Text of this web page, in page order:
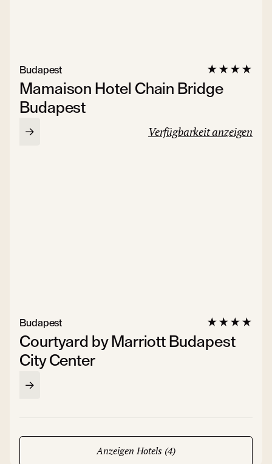
Mamaison Hotel Chain Bridge
Budapest
Budapest
Verfügbarkeit anzeigen
Courtyard by Marriott Budapest
City Center
Budapest
Anzeigen Hotels (4)